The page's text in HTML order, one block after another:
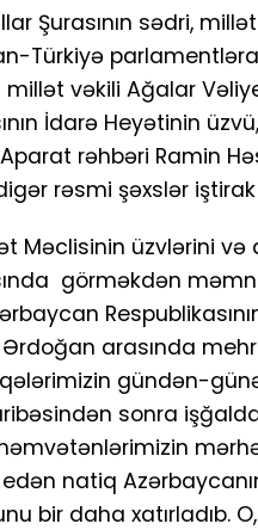
Şurasının sədri,
Türkiyə
vəkili Ağalar
İdarə Heyətinin
rəhbəri Ramin
rəsmi şəxslər
Məclisinin üzvlərini
görməkdən
arasında
gündən-
sonra
həmvətənlərimizin
edən natiq
bir daha xatırladıb.